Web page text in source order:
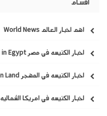
أقسام
اهم اخبار العالم World News
اخبار الكنيسه في مصر Church news in Egypt
اخبار الكنيسه في المهجر Church News in Immigration Land
اخبار الكنيسه في امريكا الشماليه Church news in North America